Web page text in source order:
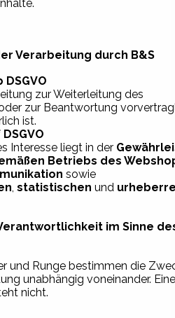
Verarbeitung durch B&S
DSGVO
zur Weiterleitung des
zur Beantwortung
ist.
Interesse liegt in der
Betriebs des
sowie
, statistischen und
im Sinne
und Runge bestimmen die
unabhängig voneinander.
nicht.